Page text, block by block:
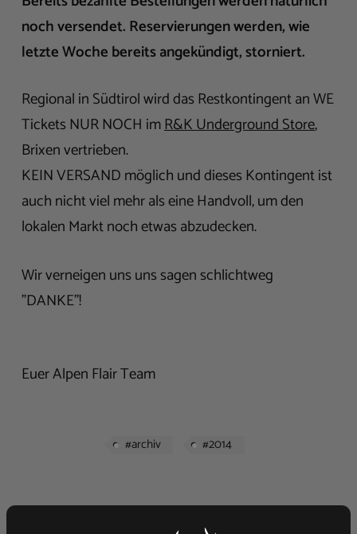
noch versendet. Reservierungen werden, wie
letzte Woche bereits angekündigt, storniert.
Regional in Südtirol wird das Restkontingent an WE
Tickets NUR NOCH imR&K Underground Store,
Brixen vertrieben.
KEIN VERSAND möglich und dieses Kontingent ist
auch nicht viel mehr als eine Handvoll, um den
lokalen Markt noch etwas abzudecken.
Wir verneigen uns uns sagen schlichtweg
"DANKE"!
Euer Alpen Flair Team
#archiv #2014